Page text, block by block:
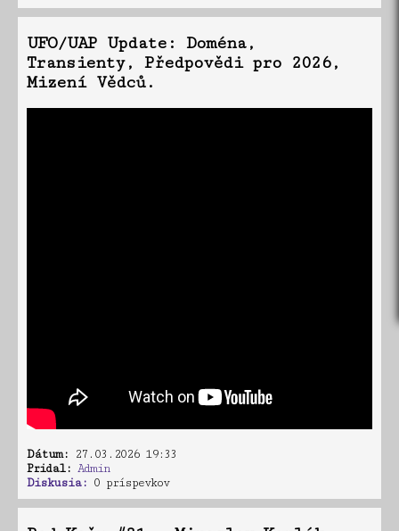
UFO/UAP Update: Doména,
Transienty, Předpovědi pro 2026,
Mizení Vědců.
Dátum: 27.03.2026 19:33
Pridal: Admin
Diskusia: 0 príspevkov